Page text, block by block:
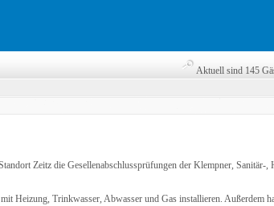
Aktuell sind 145
Zeitz die Gesellenabschlussprüfungen der Klempner, Sanitär-,
Heizung, Trinkwasser, Abwasser und Gas installieren. Außerdem